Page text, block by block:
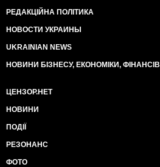
РЕДАКЦІЙНА ПОЛІТИКА
НОВОСТИ УКРАИНЫ
UKRAINIAN NEWS
НОВИНИ БІЗНЕСУ, ЕКОНОМІКИ, ФІНАНСІВ
ЦЕНЗОР.НЕТ
НОВИНИ
ПОДІЇ
РЕЗОНАНС
ФОТО